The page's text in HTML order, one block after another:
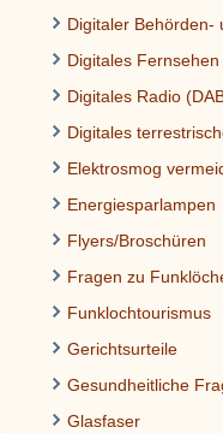
Digitaler Behörden-
Digitales Fernsehen
Digitales Radio
Digitales
Elektrosmog
Energiesparlampen
Flyers/Broschüren
Fragen zu
Funklochtourismus
Gerichtsurteile
Gesundheitliche
Glasfaser